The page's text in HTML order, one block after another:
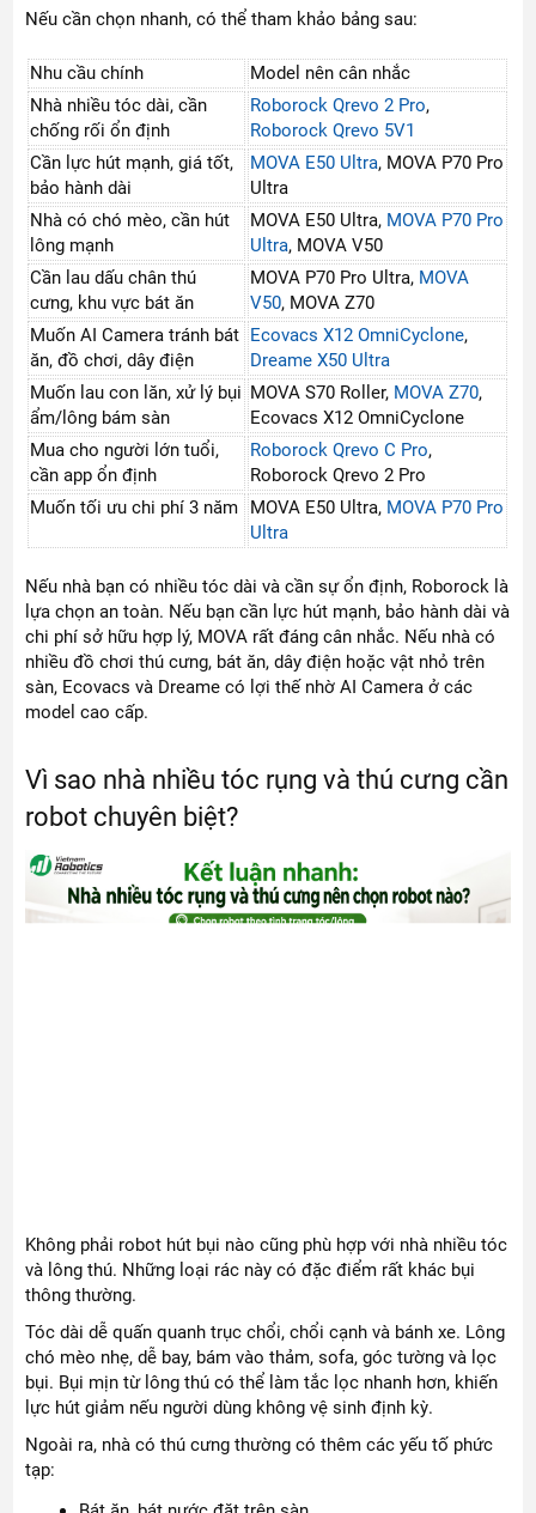
Nếu cần chọn nhanh, có thể tham khảo bảng sau:
Nhu cầu chính
Model nên cân nhắc
Nhà nhiều tóc dài, cần
chống rối ổn định
Roborock Qrevo 2 Pro,
Roborock Qrevo 5V1
Cần lực hút mạnh, giá tốt,
bảo hành dài
MOVA E50 Ultra, MOVA P70 Pro
Ultra
Nhà có chó mèo, cần hút
lông mạnh
MOVA E50 Ultra, MOVA P70 Pro
Ultra, MOVA V50
Cần lau dấu chân thú
cưng, khu vực bát ăn
MOVA P70 Pro Ultra, MOVA
V50, MOVA Z70
Muốn AI Camera tránh bát
ăn, đồ chơi, dây điện
Ecovacs X12 OmniCyclone,
Dreame X50 Ultra
Muốn lau con lăn, xử lý bụi
ẩm/lông bám sàn
MOVA S70 Roller, MOVA Z70,
Ecovacs X12 OmniCyclone
Mua cho người lớn tuổi,
cần app ổn định
Roborock Qrevo C Pro,
Roborock Qrevo 2 Pro
Muốn tối ưu chi phí 3 năm
MOVA E50 Ultra, MOVA P70 Pro
Ultra
Nếu nhà bạn có nhiều tóc dài và cần sự ổn định, Roborock là
lựa chọn an toàn. Nếu bạn cần lực hút mạnh, bảo hành dài và
chi phí sở hữu hợp lý, MOVA rất đáng cân nhắc. Nếu nhà có
nhiều đồ chơi thú cưng, bát ăn, dây điện hoặc vật nhỏ trên
sàn, Ecovacs và Dreame có lợi thế nhờ AI Camera ở các
model cao cấp.
Vì sao nhà nhiều tóc rụng và thú cưng cần
robot chuyên biệt?
Không phải robot hút bụi nào cũng phù hợp với nhà nhiều tóc
và lông thú. Những loại rác này có đặc điểm rất khác bụi
thông thường.
Tóc dài dễ quấn quanh trục chổi, chổi cạnh và bánh xe. Lông
chó mèo nhẹ, dễ bay, bám vào thảm, sofa, góc tường và lọc
bụi. Bụi mịn từ lông thú có thể làm tắc lọc nhanh hơn, khiến
lực hút giảm nếu người dùng không vệ sinh định kỳ.
Ngoài ra, nhà có thú cưng thường có thêm các yếu tố phức
tạp: